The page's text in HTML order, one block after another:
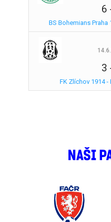
6
BS Bohemians Praha
3
FK Zlíchov 1914 -
NAŠI